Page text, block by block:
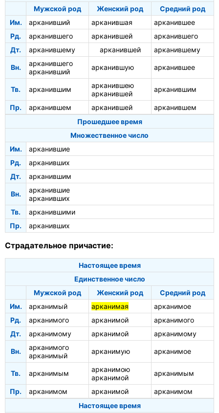
Мужской род
Женский род
Средний род
Им.
арканивший арканившая
арканившее
Рд.
арканившего арканившей
арканившего
Дт.
арканившему арканившей арканившему
Вн.
арканившего
арканивший
арканившую арканившее
Тв. арканившим
арканившею
арканившей
арканившим
Пр. арканившем арканившей
арканившем
Прошедшее время
Множественное число
Им.
арканившие
Рд.
арканивших
Дт.
арканившим
Вн.
арканившие
арканивших
Тв.
арканившими
Пр.
арканивших
Страдательное причастие:
Настоящее время
Единственное число
Мужской род
Женский род
Средний род
Им.
арканимый арканимая
арканимое
Рд.
арканимого арканимой
арканимого
Дт.
арканимому арканимой арканимому
Вн.
арканимого
арканимый
арканимую арканимое
Тв. арканимым
арканимою
арканимой
арканимым
Пр. арканимом арканимой
арканимом
Настоящее время